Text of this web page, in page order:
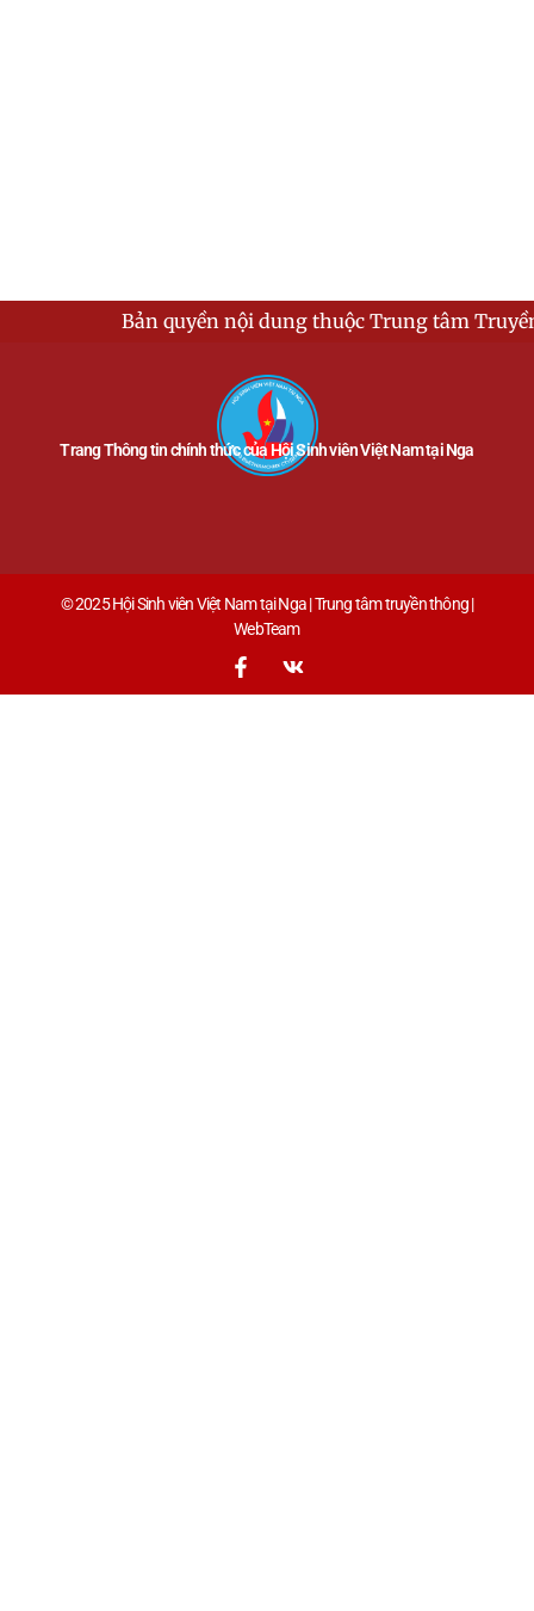
Bản quyền nội dung thuộc Trung tâm Truyền
Trang Thông tin chính thức của Hội Sinh viên Việt Nam tại Nga
© 2025 Hội Sinh viên Việt Nam tại Nga | Trung tâm truyền thông |
WebTeam